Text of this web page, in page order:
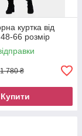
куртка від
66 розмір
1 780 ₴
Купити